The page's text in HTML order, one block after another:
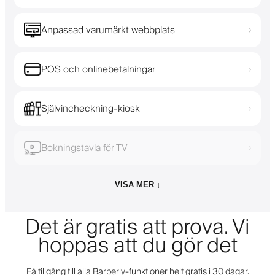
Anpassad varumärkt webbplats ›
POS och onlinebetalningar ›
Självincheckning-kiosk ›
Bokningstavla för TV ›
VISA MER ↓
Det är gratis att prova. Vi
hoppas att du gör det